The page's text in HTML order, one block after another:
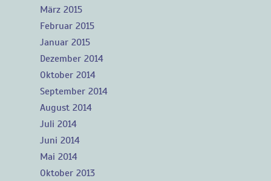
März 2015
Februar 2015
Januar 2015
Dezember 2014
Oktober 2014
September 2014
August 2014
Juli 2014
Juni 2014
Mai 2014
Oktober 2013